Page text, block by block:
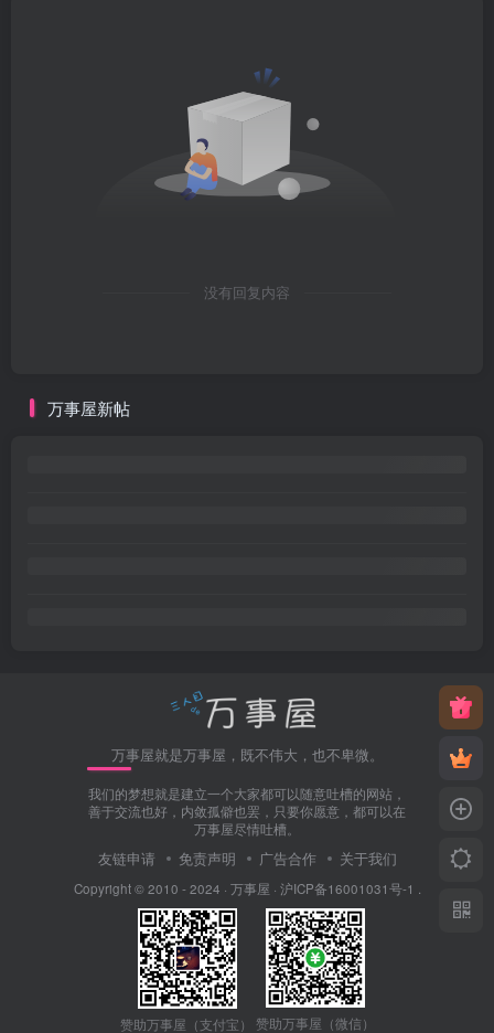
没有回复内容
万事屋新帖
万事屋就是万事屋，既不伟大，也不卑微。
我们的梦想就是建立一个大家都可以随意吐槽的网站，
善于交流也好，内敛孤僻也罢，只要你愿意，都可以在
万事屋尽情吐槽。
友链申请 免责声明 广告合作 关于我们
Copyright © 2010 - 2024 · 万事屋 · 沪ICP备16001031号-1
赞助万事屋（支付宝） 赞助万事屋（微信）